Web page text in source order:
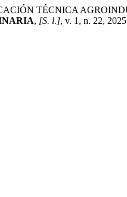
TÉCNICA
, [S. l.], v. 1, n. 22,